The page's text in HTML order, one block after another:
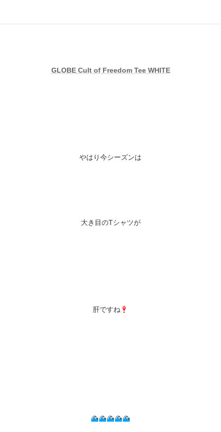
GLOBE Cult of Freedom Tee WHITE
やはり今シーズンは
大き目のTシャツが
肝ですね